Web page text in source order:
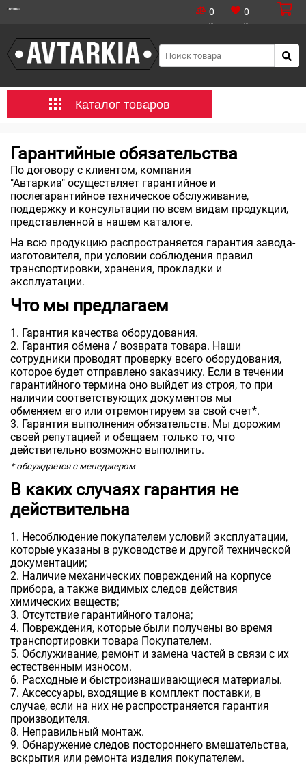
0 0
Каталог товаров
Гарантийные обязательства
По договору с клиентом, компания
"Автаркиа" осуществляет гарантийное и
послегарантийное техническое обслуживание,
поддержку и консультации по всем видам продукции,
представленной в нашем каталоге.
На всю продукцию распространяется гарантия завода-
изготовителя, при условии соблюдения правил
транспортировки, хранения, прокладки и
эксплуатации.
Что мы предлагаем
Гарантия качества оборудования.
Гарантия обмена / возврата товара. Наши
сотрудники проводят проверку всего оборудования,
которое будет отправлено заказчику. Если в течении
гарантийного термина оно выйдет из строя, то при
наличии соответствующих документов мы
обменяем его или отремонтируем за свой счет*.
Гарантия выполнения обязательств. Мы дорожим
своей репутацией и обещаем только то, что
действительно возможно выполнить.
* обсуждается с менеджером
В каких случаях гарантия не
действительна
Несоблюдение покупателем условий эксплуатации,
которые указаны в руководстве и другой технической
документации;
Наличие механических повреждений на корпусе
прибора, а также видимых следов действия
химических веществ;
Отсутствие гарантийного талона;
Повреждения, которые были получены во время
транспортировки товара Покупателем.
Обслуживание, ремонт и замена частей в связи с их
естественным износом.
Расходные и быстроизнашивающиеся материалы.
Аксессуары, входящие в комплект поставки, в
случае, если на них не распространяется гарантия
производителя.
Неправильный монтаж.
Обнаружение следов постороннего вмешательства,
вскрытия или ремонта изделия покупателем.